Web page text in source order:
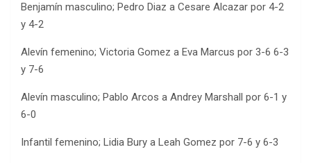
Benjamín masculino; Pedro Diaz a Cesare Alcazar por 4-2
y 4-2
Alevín femenino; Victoria Gomez a Eva Marcus por 3-6 6-3
y 7-6
Alevín masculino; Pablo Arcos a Andrey Marshall por 6-1 y
6-0
Infantil femenino; Lidia Bury a Leah Gomez por 7-6 y 6-3